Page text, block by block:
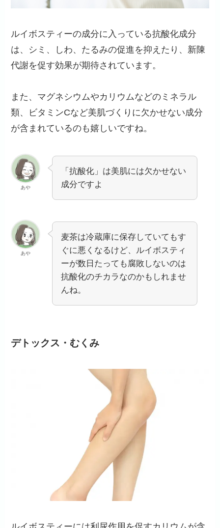
ルイボスティーの成分に入っている抗酸化成分
は、シミ、しわ、たるみの促進を抑えたり、新陳
代謝を促す効果が期待されています。
また、マグネシウムやカリウムなどのミネラル
類、ビタミンCなど美肌づくりに欠かせない成分
が含まれているのも嬉しいですね。
あや
「抗酸化」は美肌には欠かせない
成分ですよ
あや
麦茶は冷蔵庫に保存していてもす
ぐに悪くなるけど、ルイボスティ
ーが数日たっても腐敗しないのは
抗酸化のチカラなのかもしれませ
んね。
デトックス・むくみ